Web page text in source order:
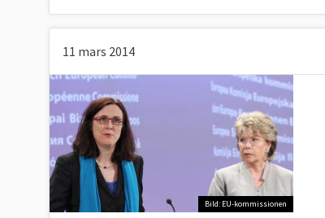
11 mars 2014
Bild: EU-kommissionen